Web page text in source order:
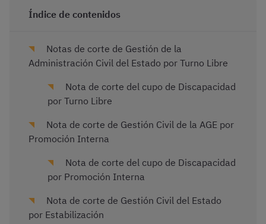
Índice de contenidos
Notas de corte de Gestión de la
Administración Civil del Estado por Turno Libre
Nota de corte del cupo de Discapacidad
por Turno Libre
Nota de corte de Gestión Civil de la AGE por
Promoción Interna
Nota de corte del cupo de Discapacidad
por Promoción Interna
Nota de corte de Gestión Civil del Estado
por Estabilización